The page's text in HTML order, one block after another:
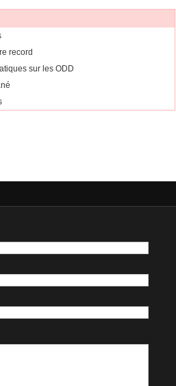
record
sur les ODD